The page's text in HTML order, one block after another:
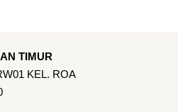
TIMUR
KEL. ROA